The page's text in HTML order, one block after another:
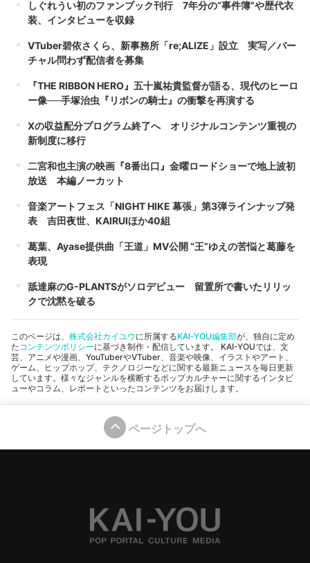
しぐれうい初のファンブック刊行 7年分の“事件簿”や歴代衣
装、インタビューを収録
VTuber碧依さくら、新事務所「re;ALIZE」設立 実写／バー
チャル問わず配信者を募集
『THE RIBBON HERO』五十嵐祐貴監督が語る、現代のヒーロ
ー像──手塚治虫『リボンの騎士』の衝撃を再演する
Xの収益配分プログラム終了へ オリジナルコンテンツ重視の
新制度に移行
二宮和也主演の映画『8番出口』金曜ロードショーで地上波初
放送 本編ノーカット
音楽アートフェス「NIGHT HIKE 幕張」第3弾ラインナップ発
表 吉田夜世、KAIRUIほか40組
葛葉、Ayase提供曲「王道」MV公開 “王”ゆえの苦悩と葛藤を
表現
舐達麻のG-PLANTSがソロデビュー 留置所で書いたリリッ
クで沈黙を破る
このページは、 株式会社カイユウに所属するKAI-YOU編集部が、独自に定め
たコンテンツポリシーに基づき制作・配信しています。 KAI-YOUでは、文
芸、アニメや漫画、YouTuberやVTuber、音楽や映像、イラストやアート、
ゲーム、ヒップホップ、テクノロジーなどに関する最新ニュースを毎日更新
しています。様々なジャンルを横断するポップカルチャーに関するインタビ
ューやコラム、レポートといったコンテンツをお届けします。
ページトップへ